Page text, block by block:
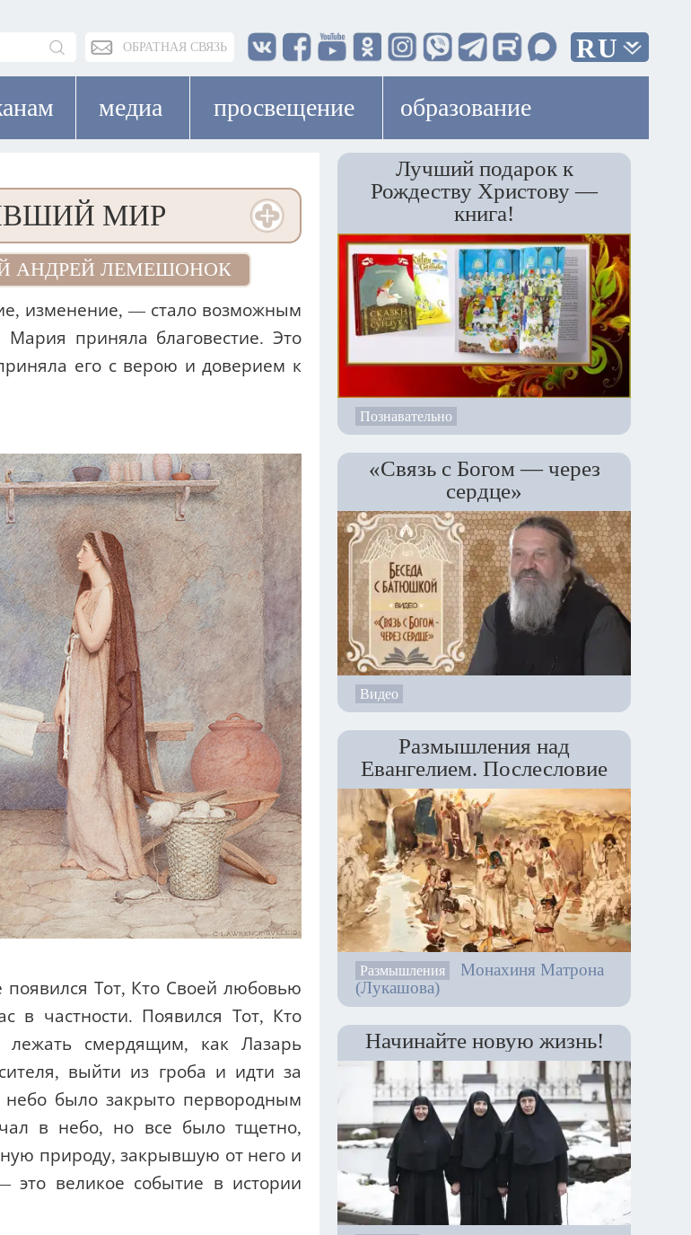
ОБРАТНАЯ СВЯЗЬ RU
медиа просвещение образование
МИР
АНДРЕЙ ЛЕМЕШОНОК
изменение, — стало возможным
приняла благовестие. Это
его с верою и доверием к
Тот, Кто Своей любовью
в частности. Появился Тот, Кто
лежать смердящим, как Лазарь
выйти из гроба и идти за
было закрыто первородным
в небо, но все было тщетно,
природу, закрывшую от него и
великое событие в истории
Лучший подарок к
Рождеству Христову —
книга!
Познавательно
«Связь с Богом — через
сердце»
Видео
Размышления над
Евангелием. Послесловие
Размышления
Монахиня Матрона
(Лукашова)
Начинайте новую жизнь!